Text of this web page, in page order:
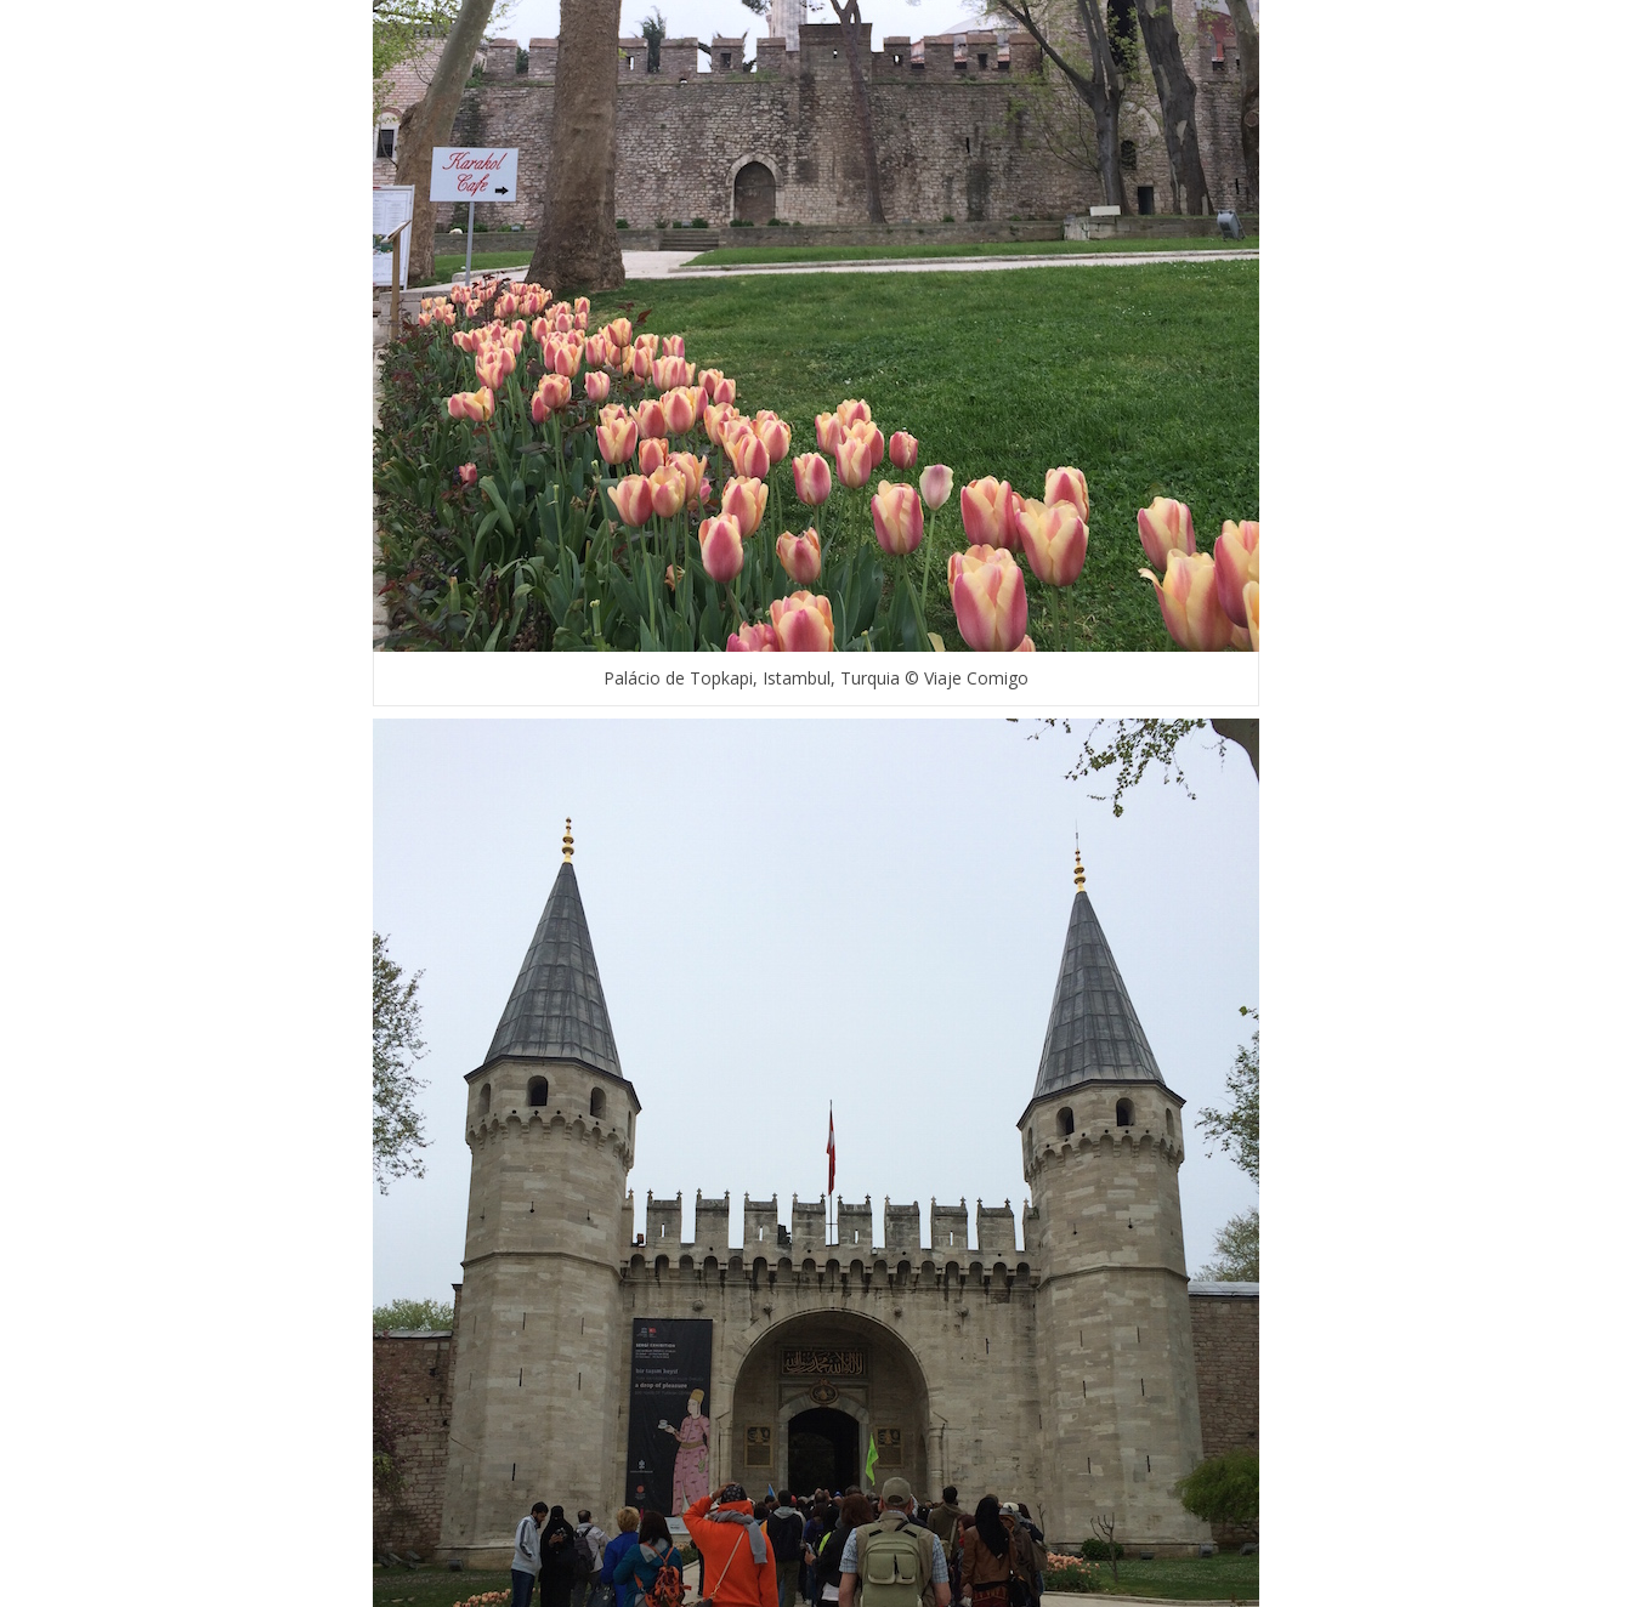
Palácio de Topkapi, Istambul, Turquia © Viaje Comigo